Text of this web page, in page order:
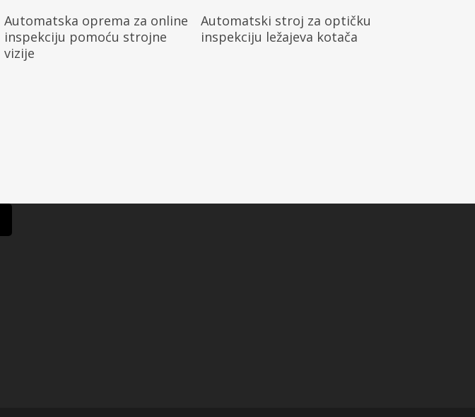
Automatska oprema za online
inspekciju pomoću strojne
vizije
Pročitaj Više
Automatski stroj za optičku
inspekciju ležajeva kotača